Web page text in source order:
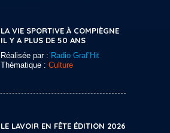
LA VIE SPORTIVE À COMPIÈGNE
IL Y A PLUS DE 50 ANS
Réalisée par : Radio Graf’Hit
Thématique : Culture
LE LAVOIR EN FÊTE ÉDITION 2026